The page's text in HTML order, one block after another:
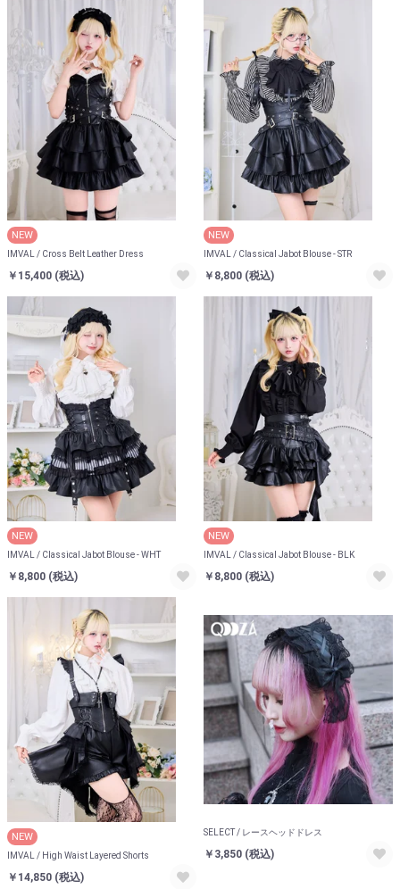
NEW
IMVAL / Cross Belt Leather Dress
￥15,400 (税込)
NEW
IMVAL / Classical Jabot Blouse - STR
￥8,800 (税込)
NEW
IMVAL / Classical Jabot Blouse - WHT
￥8,800 (税込)
NEW
IMVAL / Classical Jabot Blouse - BLK
￥8,800 (税込)
NEW
IMVAL / High Waist Layered Shorts
￥14,850 (税込)
SELECT / レースヘッドドレス
￥3,850 (税込)